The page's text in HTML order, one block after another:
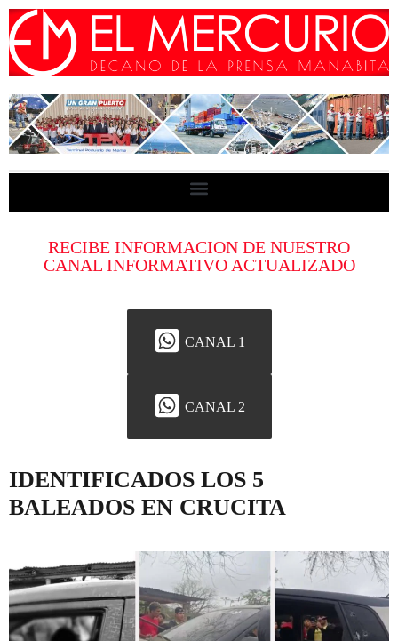
RECIBE INFORMACION DE NUESTRO
CANAL INFORMATIVO ACTUALIZADO
CANAL 1
CANAL 2
IDENTIFICADOS LOS 5
BALEADOS EN CRUCITA